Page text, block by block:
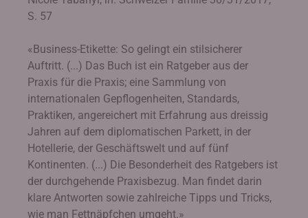
S. 57
«Business-Etikette: So gelingt ein stilsicherer
Auftritt. (...) Das Buch ist ein Ratgeber aus der
Praxis für die Praxis; eine Sammlung von
internationalen Gepflogenheiten, Standards,
Praktiken, angereichert mit Erfahrung aus dreissig
Jahren auf dem diplomatischen Parkett, in der
Hotellerie, der Geschäftswelt und auf fünf
Kontinenten. (...) Die Besonderheit des Ratgebers ist
der durchgehende Praxisbezug. Man findet darin
klare Antworten sowie zahlreiche Tipps und Tricks,
wie man Fettnäpfchen umgeht.»